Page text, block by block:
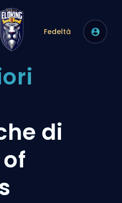
Fedeltà
di